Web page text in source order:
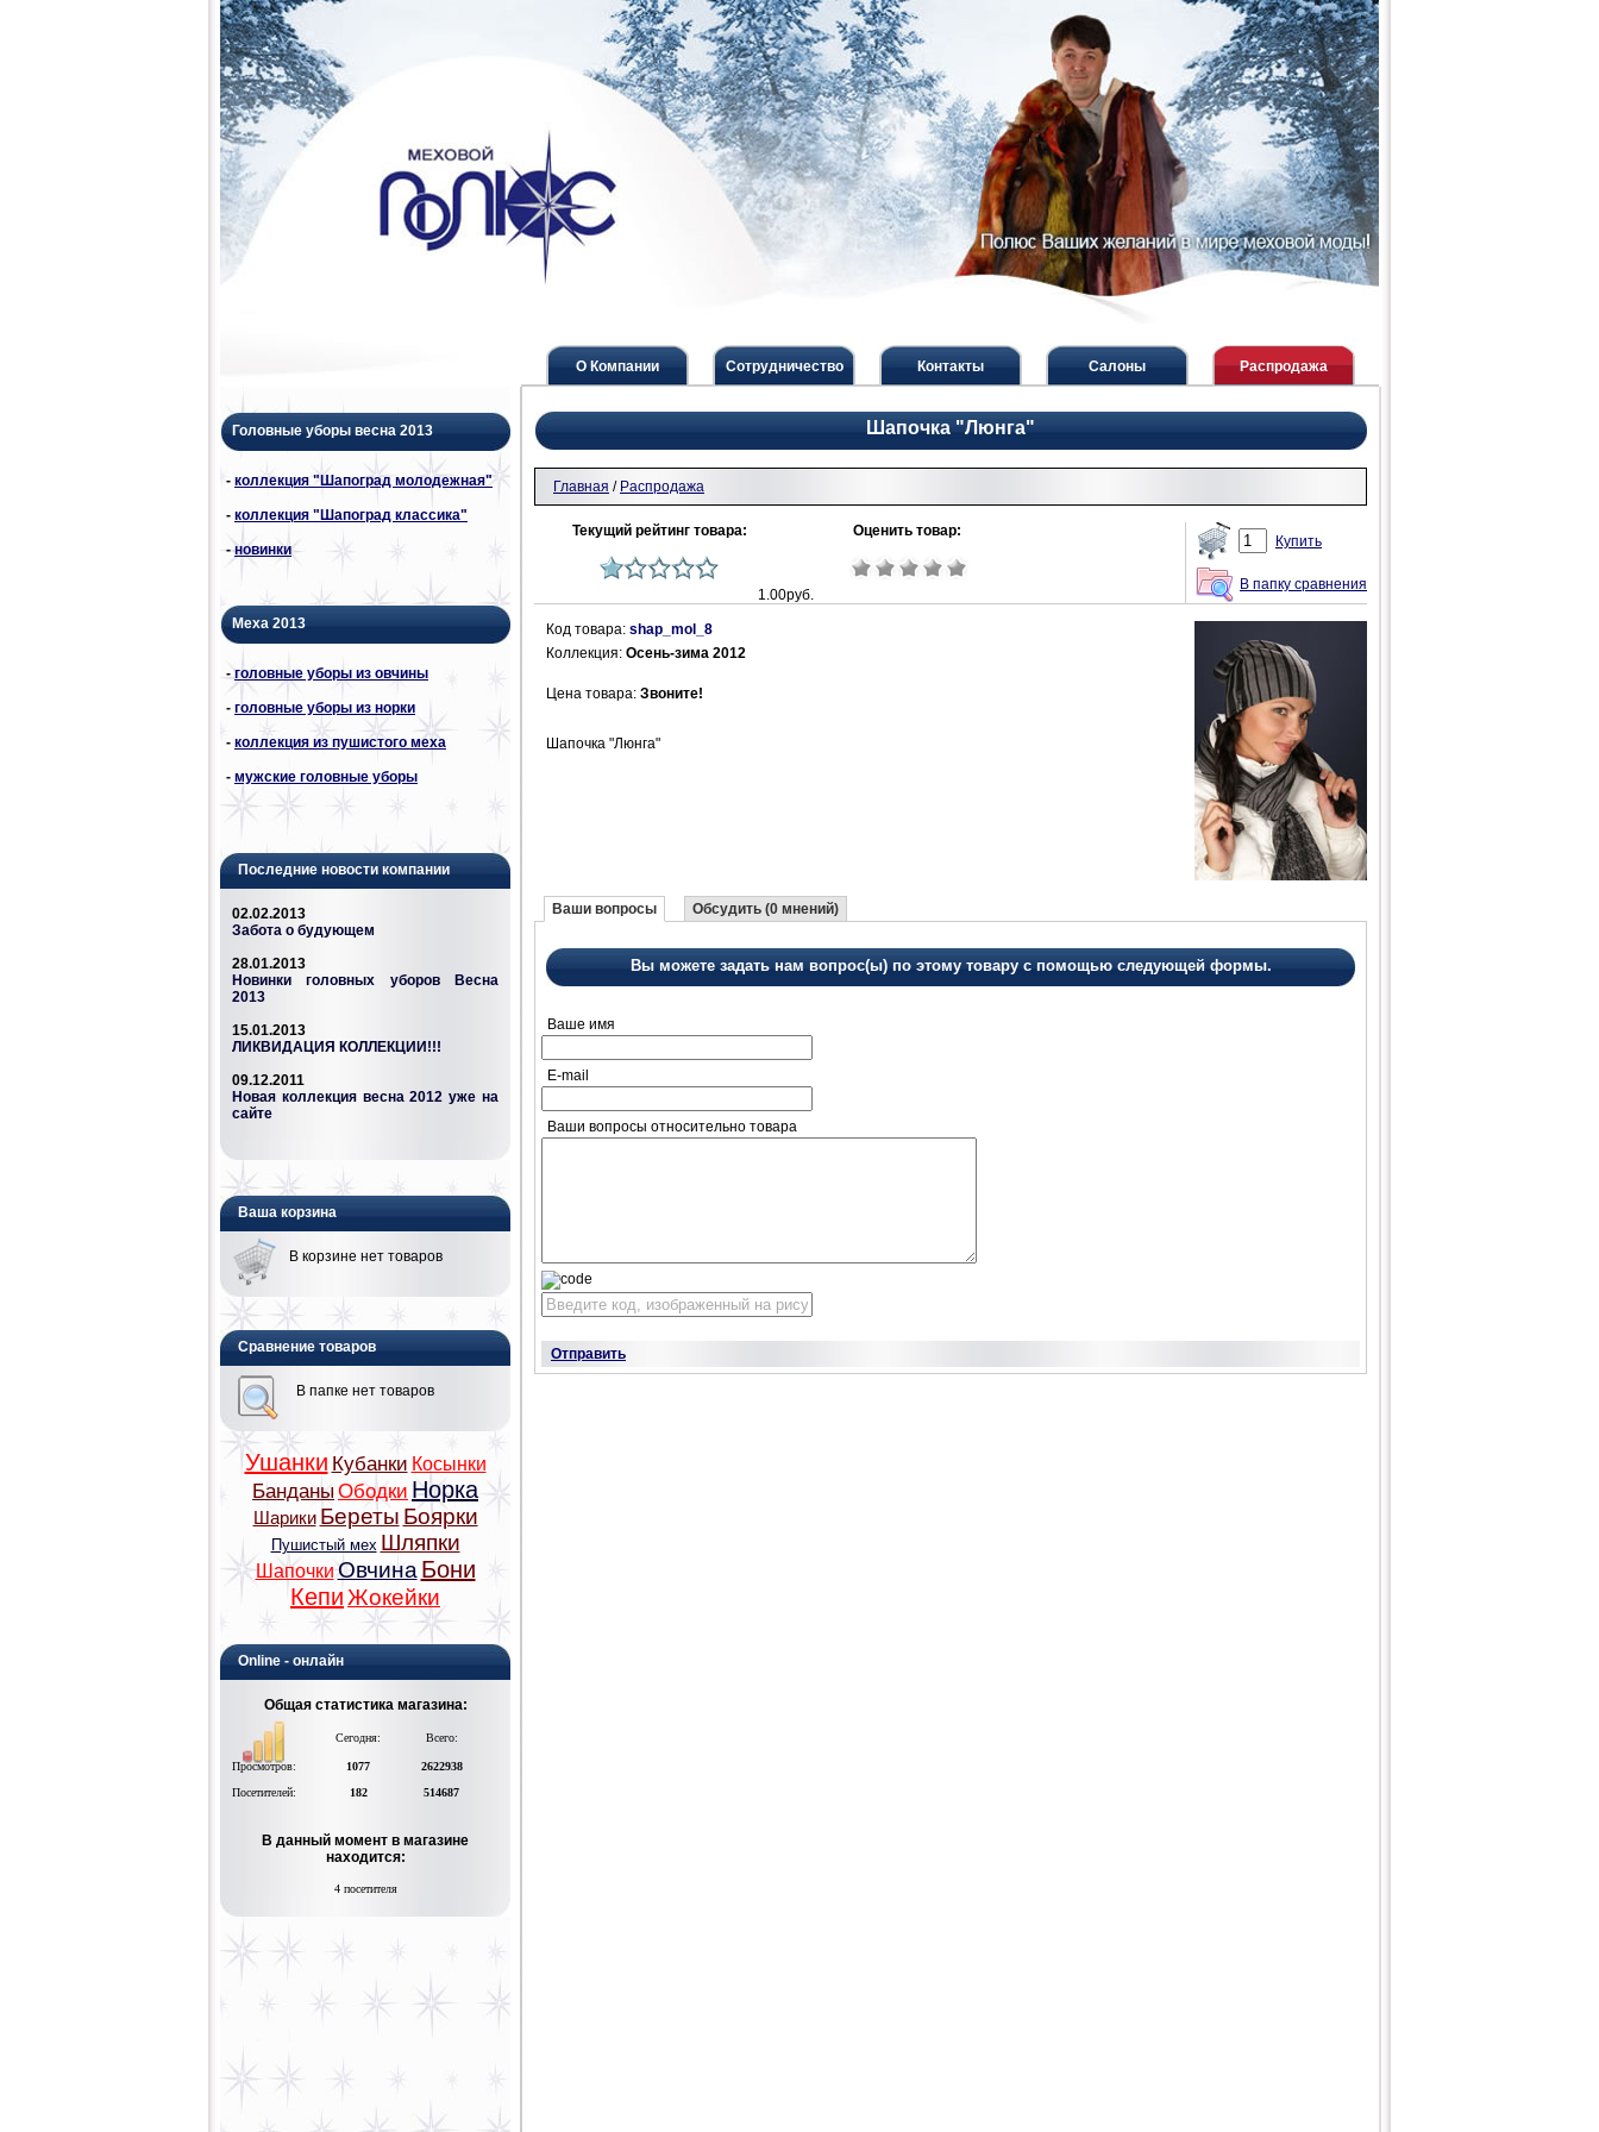
О Компании Сотрудничество Контакты Салоны Распродажа
Головные уборы весна 2013
- коллекция "Шапоград молодежная"
- коллекция "Шапоград классика"
-новинки
Меха 2013
-головные уборы из овчины
- головные уборы из норки
- коллекция из пушистого меха
- мужские головные уборы
Последние новости компании
02.02.2013
Забота о будующем
28.01.2013
Новинки головных уборов Весна
2013
15.01.2013
ЛИКВИДАЦИЯ КОЛЛЕКЦИИ!!!
09.12.2011
Новая коллекция весна 2012 уже на
сайте
Ваша корзина
В корзине нет товаров
Сравнение товаров
В папке нет товаров
Ушанки Кубанки Косынки
БанданыОбодки Норка
Шарики Береты Боярки
Пушистый мех Шляпки
Шапочки Овчина Бони
Кепи Жокейки
Online - онлайн
Общая статистика магазина:
Сегодня: Всего:
Просмотров: 1077
2622938
Посетителей:
182 514687
В данный момент в магазине
находится:
4 посетителя
Шапочка "Люнга"
Главная / Распродажа
Текущий рейтинг товара: Оценить товар:
1.00руб.
Купить
В папку сравнения
Код товара: shap_mol_8
Коллекция: Осень-зима 2012
Цена товара: Звоните!
Шапочка "Люнга"
Ваши вопросы Обсудить (0 мнений)
Вы можете задать нам вопрос(ы) по этому товару с помощью следующей формы.
Ваше имя
E-mail
Ваши вопросы относительно товара
Отправить